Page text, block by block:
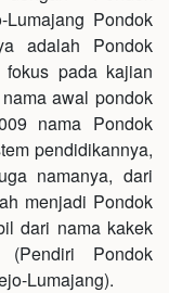
Pondok
adalah Pondok
pada kajian
awal pondok
nama Pondok
pendidikannya,
namanya, dari
menjadi Pondok
dari nama kakek
Pondok
Lumajang).